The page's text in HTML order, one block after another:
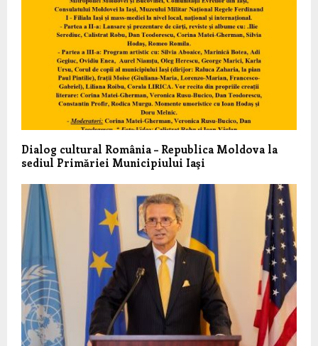
Dialog cultural România – Republica Moldova la
sediul Primăriei Municipiului Iaşi